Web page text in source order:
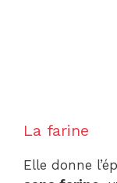
La farine
Elle donne